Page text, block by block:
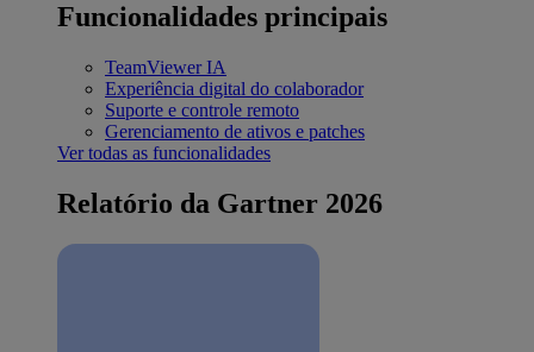
Funcionalidades principais
TeamViewer IA
Experiência digital do colaborador
Suporte e controle remoto
Gerenciamento de ativos e patches
Ver todas as funcionalidades
Relatório da Gartner 2026